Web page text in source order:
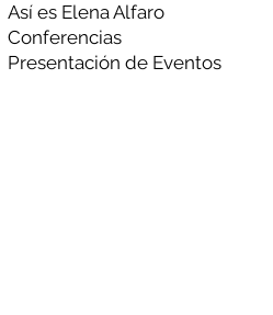
Así es Elena Alfaro
Conferencias
Presentación de Eventos